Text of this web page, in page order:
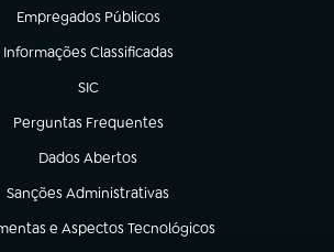
Empregados Públicos
(abre em nova aba)
Informações Classificadas
(abre em nova aba)
SIC
(abre em nova aba)
Perguntas Frequentes
(abre em nova aba)
Dados Abertos
(abre em nova aba)
Sanções Administrativas
(abre em nova aba)
e Aspectos Tecnológicos
nova aba)